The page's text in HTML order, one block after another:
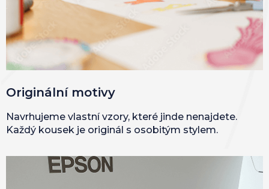
Originální motivy
Navrhujeme vlastní vzory, které jinde nenajdete.
Každý kousek je originál s osobitým stylem.